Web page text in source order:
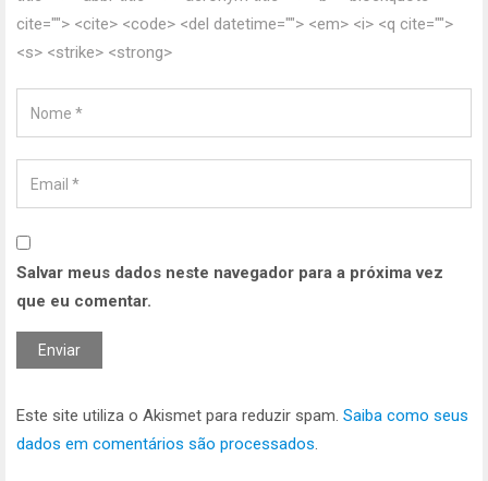
cite=""> <cite> <code> <del datetime=""> <em> <i> <q cite="">
<s> <strike> <strong>
Salvar meus dados neste navegador para a próxima vez
que eu comentar.
Este site utiliza o Akismet para reduzir spam. Saiba como seus
dados em comentários são processados.